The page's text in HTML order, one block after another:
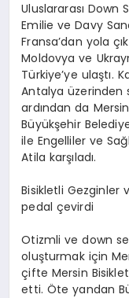
Uluslararası Down
Emilie ve Davy
Fransa’dan yola
Moldovya ve
Türkiye’ye ulaştı.
Antalya üzerinden
ardından da
Büyükşehir
ile Engelliler ve
Atila karşıladı.
Bisikletli Gezginler
pedal çevirdi
Otizmli ve down
oluşturmak için
çifte Mersin
etti. Öte yandan